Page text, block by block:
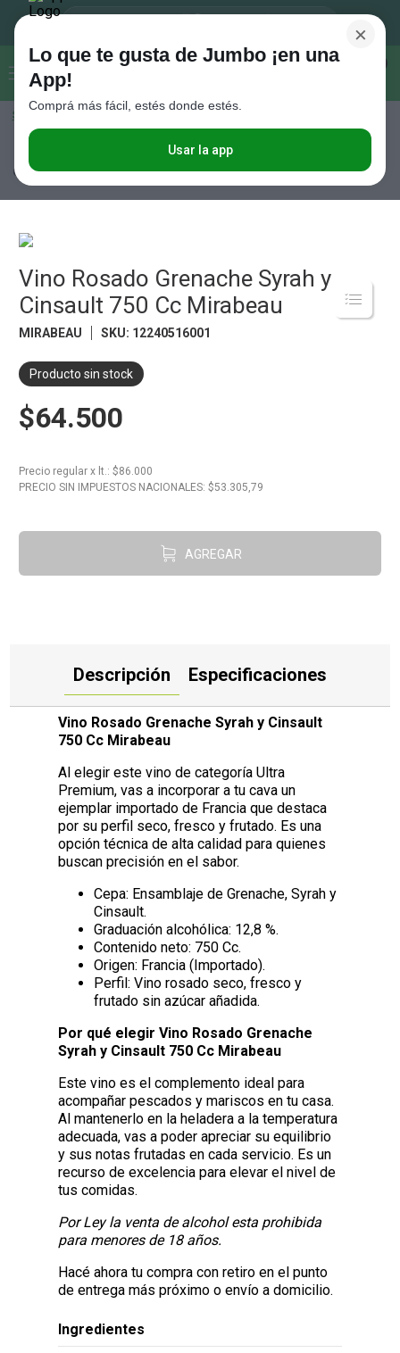
Buscar...
Seleccioná el método de entrega
×
Lo que te gusta de Jumbo ¡en una
App!
Comprá más fácil, estés donde estés.
Usar la app
Vinos Rosados
Vino Rosado Grenache Syrah y
Cinsault 750 Cc Mirabeau
Vino Rosado Grenache Syrah y
Cinsault 750 Cc Mirabeau
MIRABEAU SKU: 12240516001
Producto sin stock
$64.500
Precio regular x lt. : $86.000
PRECIO SIN IMPUESTOS NACIONALES: $53.305,79
AGREGAR
Descripción Especificaciones
Vino Rosado Grenache Syrah y Cinsault
750 Cc Mirabeau
Al elegir este vino de categoría Ultra
Premium, vas a incorporar a tu cava un
ejemplar importado de Francia que destaca
por su perfil seco, fresco y frutado. Es una
opción técnica de alta calidad para quienes
buscan precisión en el sabor.
Cepa: Ensamblaje de Grenache, Syrah y
Cinsault.
Graduación alcohólica: 12,8 %.
Contenido neto: 750 Cc.
Origen: Francia (Importado).
Perfil: Vino rosado seco, fresco y
frutado sin azúcar añadida.
Por qué elegir Vino Rosado Grenache
Syrah y Cinsault 750 Cc Mirabeau
Este vino es el complemento ideal para
acompañar pescados y mariscos en tu casa.
Al mantenerlo en la heladera a la temperatura
adecuada, vas a poder apreciar su equilibrio
y sus notas frutadas en cada servicio. Es un
recurso de excelencia para elevar el nivel de
tus comidas.
Por Ley la venta de alcohol esta prohibida
para menores de 18 años.
Hacé ahora tu compra con retiro en el punto
de entrega más próximo o envío a domicilio.
Ingredientes
Términos más buscados
.
Galletitas
Cerveza
Juguetes
Yerba
Fideos
. Aceite